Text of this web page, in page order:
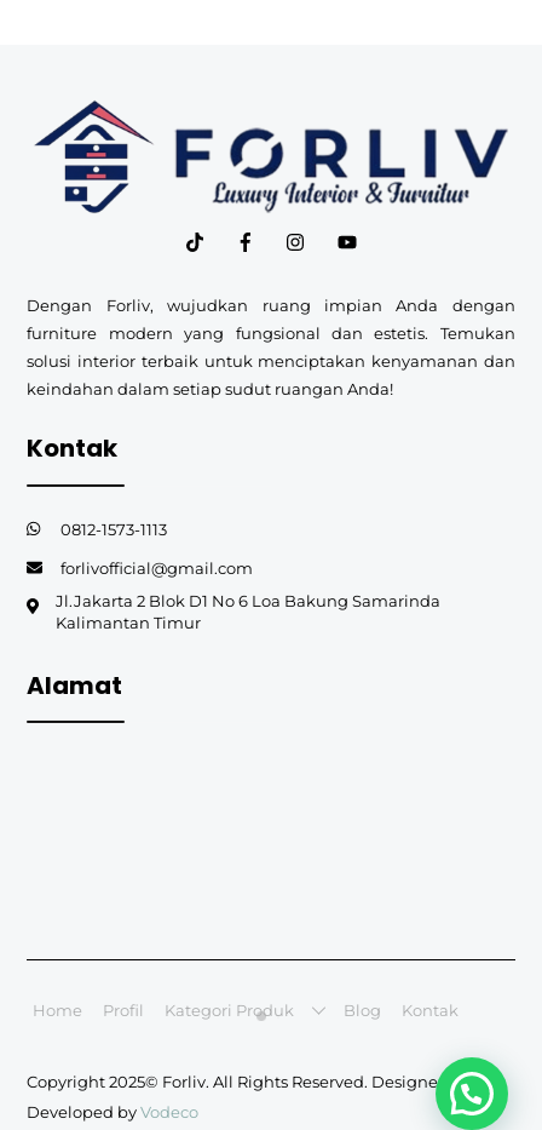
Top
Dengan Forliv, wujudkan ruang impian Anda dengan
furniture modern yang fungsional dan estetis. Temukan
solusi interior terbaik untuk menciptakan kenyamanan dan
keindahan dalam setiap sudut ruangan Anda!
Kontak
0812-1573-1113
forlivofficial@gmail.com
Jl.Jakarta 2 Blok D1 No 6 Loa Bakung Samarinda
Kalimantan Timur
Alamat
Home Profil Kategori Produk Blog Kontak
Copyright 2025© Forliv. All Rights Reserved. Designed &
Developed byVodeco